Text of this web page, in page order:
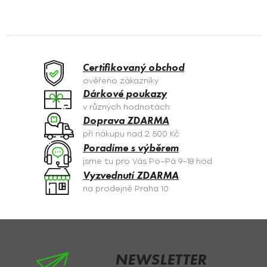
á
c
í
p
r
v
k
y
v
ý
p
s
Certifikovaný obchod
ověřeno zákazníky
Dárkové poukazy
v různých hodnotách
Doprava ZDARMA
při nákupu nad 2 500 Kč
Poradíme s výběrem
jsme tu pro Vás Po–Pá 9–18 hod.
Vyzvednutí ZDARMA
na prodejně Praha 10
NEWSLETTER